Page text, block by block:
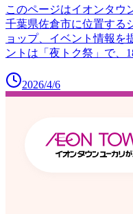
このページはイオンタウ
千葉県佐倉市に位置する
ョップ、イベント情報を
ントは「夜トク祭」で、
2026/4/6